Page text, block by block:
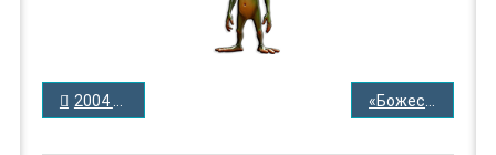
НАВИГАЦИЯ
ПО
2004 год — Коттедж-Гроув – Миннесота – США